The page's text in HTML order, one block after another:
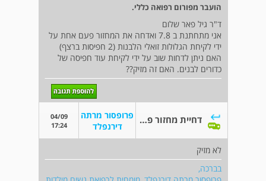
הועבר מפורום רפואה כללי.
ד"ר גיל פאר שלום
אני מתחתנת ב 7.8 ואדחה את המחזור פעם אחת על
ידי לקיחת הגלולות זואלי הלבנות (2 חפיסות ברצף)
האם ניתן לדחות שוב על ידי לקיחת עוד חפיסה של
כדורים לבנים. האם זה מזיק??
דחיית מחזור פעמיים
פרופסור מרתה
דירנפלד
04/09
17:24
לא מזיק
בברכה,